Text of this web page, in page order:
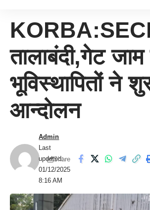
तालाबंदी,गेट
भूविस्थापितों ने
आन्दोलन
Last
updated:
01/12/2025
8:16 AM
Admin
Share